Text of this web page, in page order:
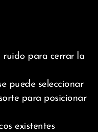
para cerrar la
puede seleccionar
para posicionar
existentes